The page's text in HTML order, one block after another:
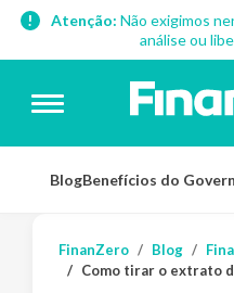
Atenção: Não exigimos
análise ou
BlogBenefícios do
FinanZero Blog
Como tirar o extrato do